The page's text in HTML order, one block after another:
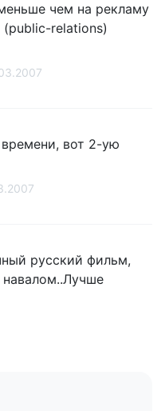
чем на рекламу
(public-relations)
времени, вот 2-ую
русский фильм,